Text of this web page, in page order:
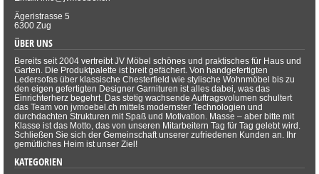
Ägeristrasse 5
6300 Zug
ÜBER UNS
Bereits seit 2004 vertreibt JV Möbel schönes und praktisches für Haus und
Garten. Die Produktpalette ist breit gefächert. Von handgefertigten
Ledersofas über klassische Chesterfield wie stylische Wohnmöbel bis zu
den eigen gefertigten Designer Garnituren ist alles dabei, was das
Einrichterherz begehrt. Das stetig wachsende Auftragsvolumen schultert
das Team von jvmoebel.ch mittels modernster Technologien und
durchdachten Strukturen mit Spaß und Motivation. Masse – aber bitte mit
Klasse ist das Motto, das von unseren Mitarbeitern Tag für Tag gelebt wird.
Schließen Sie sich der Gemeinschaft unserer zufriedenen Kunden an. Ihr
gemütliches Heim ist unser Ziel!
KATEGORIEN